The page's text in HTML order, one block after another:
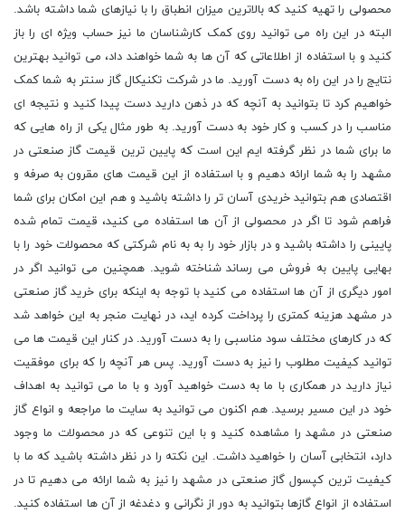
محصولی را تهیه کنید که بالاترین میزان انطباق را با نیازهای شما داشته باشد.
البته در این راه می توانید روی کمک کارشناسان ما نیز حساب ویژه ای را باز
کنید و با استفاده از اطلاعاتی که آن ها به شما خواهند داد، می توانید بهترین
نتایج را در این راه به دست آورید. ما در شرکت تکنیکال گاز سنتر به شما کمک
خواهیم کرد تا بتوانید به آنچه که در ذهن دارید دست پیدا کنید و نتیجه ای
مناسب را در کسب و کار خود به دست آورید. به طور مثال یکی از راه هایی که
ما برای شما در نظر گرفته ایم این است که پایین ترین قیمت گاز صنعتی در
مشهد را به شما ارائه دهیم و با استفاده از این قیمت های مقرون به صرفه و
اقتصادی هم بتوانید خریدی آسان تر را داشته باشید و هم این امکان برای شما
فراهم شود تا اگر در محصولی از آن ها استفاده می کنید، قیمت تمام شده
پایینی را داشته باشید و در بازار خود را به به نام شرکتی که محصولات خود را با
بهایی پایین به فروش می رساند شناخته شوید. همچنین می توانید اگر در
امور دیگری از آن ها استفاده می کنید با توجه به اینکه برای خرید گاز صنعتی
در مشهد هزینه کمتری را پرداخت کرده اید، در نهایت منجر به این خواهد شد
که در کارهای مختلف سود مناسبی را به دست آورید. در کنار این قیمت ها می
توانید کیفیت مطلوب را نیز به دست آورید. پس هر آنچه را که برای موفقیت
نیاز دارید در همکاری با ما به دست خواهید آورد و با ما می توانید به اهداف
خود در این مسیر برسید. هم اکنون می توانید به سایت ما مراجعه و انواع گاز
صنعتی در مشهد را مشاهده کنید و با این تنوعی که در محصولات ما وجود
دارد، انتخابی آسان را خواهید داشت. این نکته را در نظر داشته باشید که ما با
کیفیت ترین کپسول گاز صنعتی در مشهد را نیز به شما ارائه می دهیم تا در
استفاده از انواع گازها بتوانید به دور از نگرانی و دغدغه از آن ها استفاده کنید.